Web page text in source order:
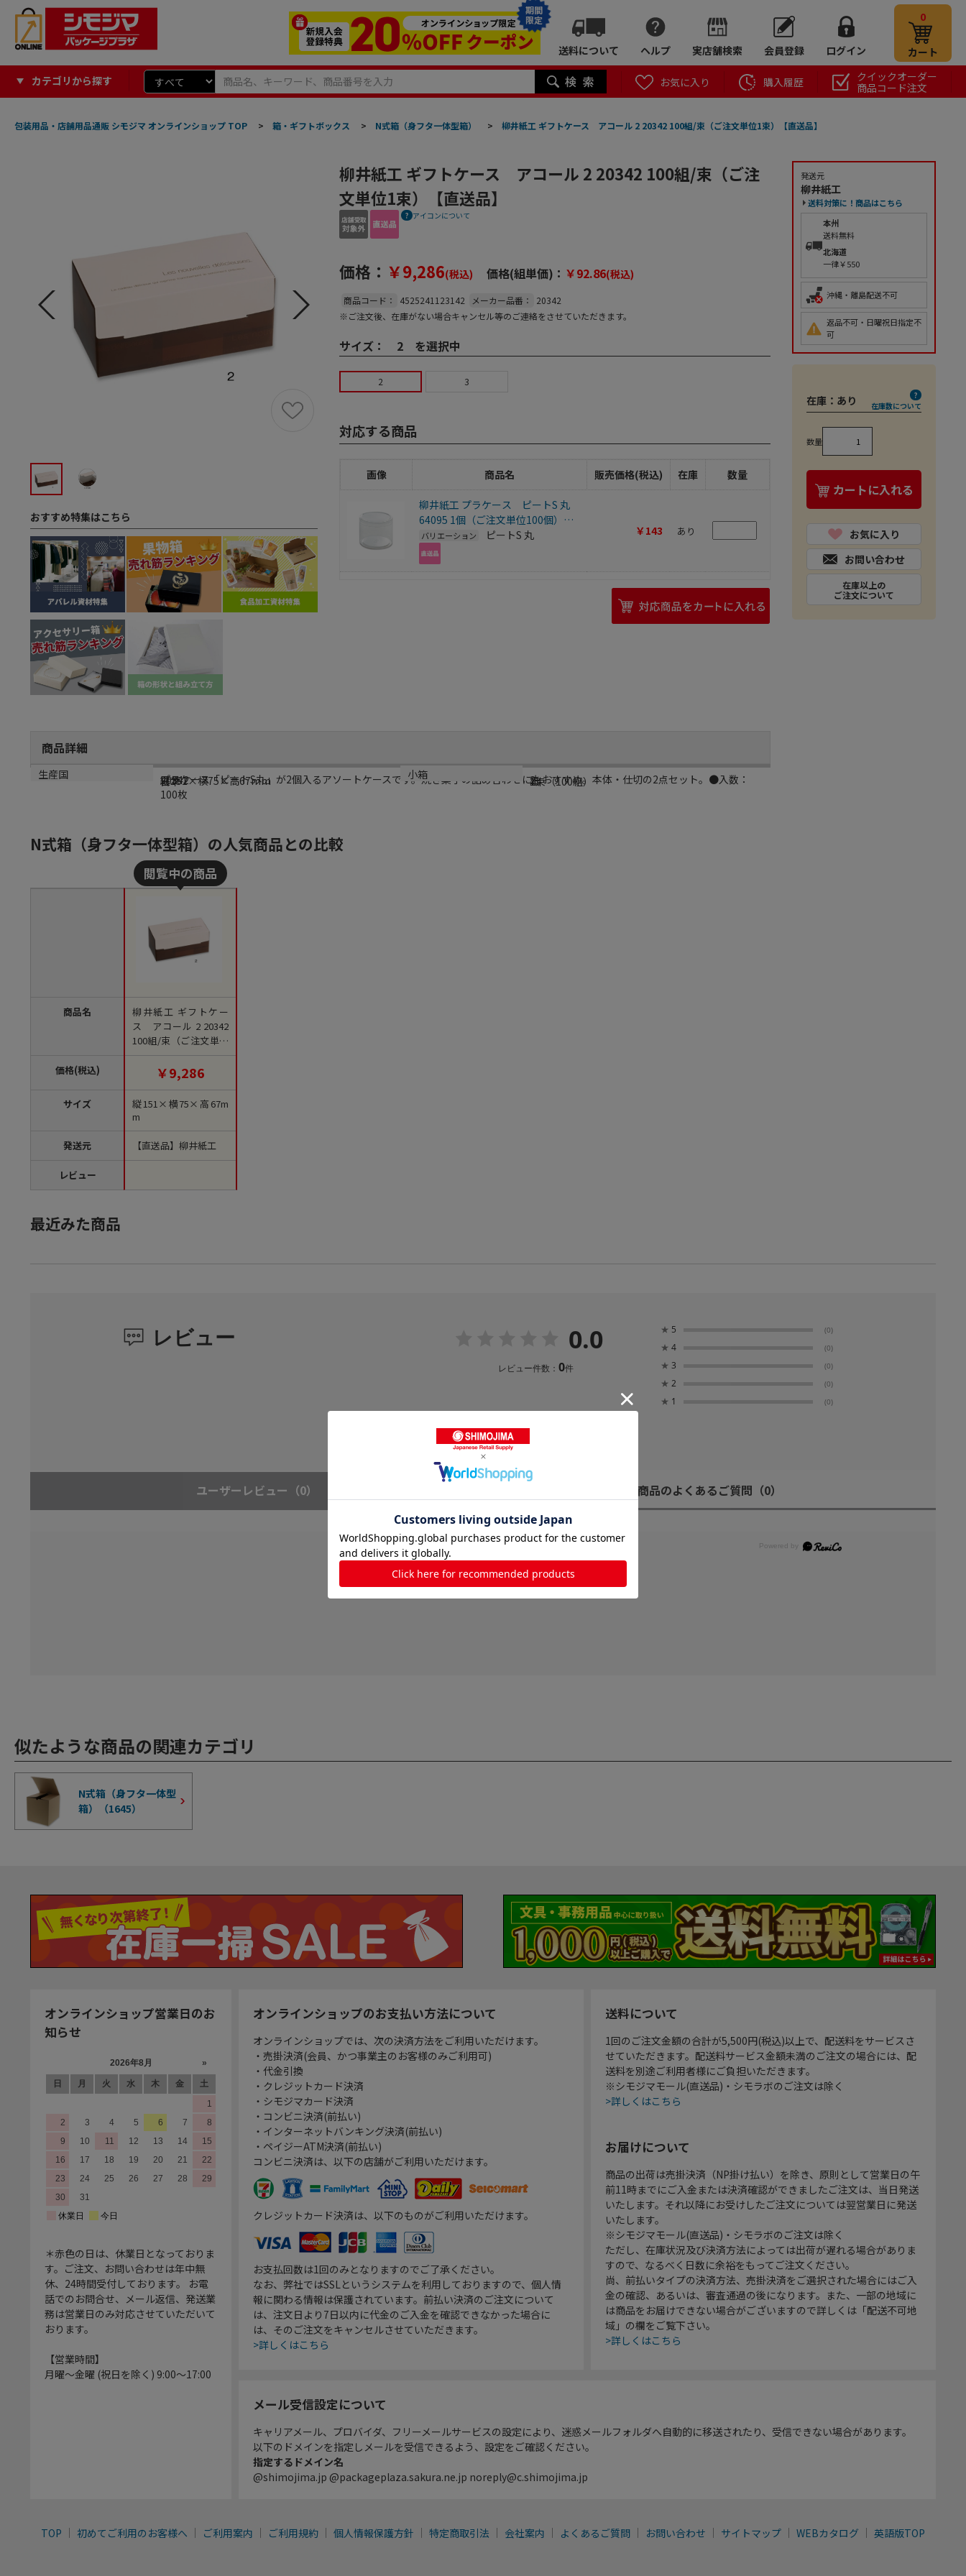
期間
限定
送料について ヘルプ 実店舗検索 会員登録 ログイン
0
カート
カテゴリから探す お気に入り 購入履歴
クイックオーダー
商品コード注文
包装用品・店舗用品通販 シモジマ オンラインショップ TOP > 箱・ギフトボックス > N式箱（身フタ一体型箱） > 柳井紙工 ギフトケース アコール 2 20342 100組/束（ご注文単位1束）【直送品】
おすすめ特集はこちら
柳井紙工 ギフトケース アコール 2 20342 100組/束（ご注
文単位1束）【直送品】
アイコンについて
価格： ￥9,286(税込) 価格(組単価)： ￥92.86(税込)
商品コード： 4525241123142 メーカー品番：
20342
※ご注文後、在庫がない場合キャンセル等のご連絡をさせていただきます。
サイズ： 2 を選択中
2 3
対応する商品
画像 商品名 販売価格(税込) 在庫 数量
柳井紙工 プラケース ピートS 丸
64095 1個（ご注文単位100個）
【直送品】
バリエーション ピートS 丸 ￥143 あり
商品詳細
商品説明
プラケース「ピートS丸」が2個入るアソートケースです。焼き菓子の詰め合わせにもおすすめ。本体・仕切の2点セット。●入数：
100枚
メーカー品番
20342
規格
2
サイズ
縦151×横75×高67mm
材質
紙
生産国
日本
小箱
1束（100組）
発送元
柳井紙工
送料対策に！商品はこちら
本州
送料無料
北海道
一律￥550
沖縄・離島配送不可
返品不可・日曜祝日指定不
可
在庫： あり 在庫数について
数量
カートに入れる
お気に入り
お問い合わせ
在庫以上の
ご注文について
N式箱（身フタ一体型箱）の人気商品との比較
商品名
価格(税込)
サイズ
発送元
レビュー
柳井紙工 ギフトケー
ス アコール 2 20342
100組/束（ご注文単位
1束）【直送品】
￥9,286
縦151×横75×高67m
m
【直送品】柳井紙工
最近みた商品
レビュー 0.0
レビュー件数： 0件
★ 5 (0)
★ 4 (0)
★ 3 (0)
★ 2 (0)
★ 1 (0)
ユーザーレビュー （0） 商品のよくあるご質問 （0）
レビューはありません。
似たような商品の関連カテゴリ
N式箱（身フタ一体型
箱）（1645）
オンラインショップ営業日のお
知らせ
＊赤色の日は、休業日となっておりま
す。ご注文、お問い合わせは年中無
休、24時間受付しております。 お電
話でのお問合せ、メール返信、発送業
務は営業日のみ対応させていただいて
おります。
【営業時間】
月曜～金曜 (祝日を除く) 9:00～17:00
オンラインショップのお支払い方法について
オンラインショップでは、次の決済方法をご利用いただけます。
・売掛決済(会員、かつ事業主のお客様のみご利用可)
・代金引換
・クレジットカード決済
・シモジマカード決済
・コンビニ決済(前払い)
・インターネットバンキング決済(前払い)
・ペイジーATM決済(前払い)
コンビニ決済は、以下の店舗がご利用いただけます。
クレジットカード決済は、以下のものがご利用いただけます。
お支払回数は1回のみとなりますのでご了承ください。
なお、弊社ではSSLというシステムを利用しておりますので、個人情
報に関わる情報は保護されています。前払い決済のご注文について
は、注文日より7日以内に代金のご入金を確認できなかった場合に
は、そのご注文をキャンセルさせていただきます。
>詳しくはこちら
送料について
1回のご注文金額の合計が5,500円(税込)以上で、配送料をサービスさ
せていただきます。配送料サービス金額未満のご注文の場合には、配
送料を別途ご利用者様にご負担いただきます。
※シモジマモール(直送品)・シモラボのご注文は除く
>詳しくはこちら
お届けについて
商品の出荷は売掛決済（NP掛け払い）を除き、原則として営業日の午
前11時までにご入金または決済確認ができましたご注文は、当日発送
いたします。それ以降にお受けしたご注文については翌営業日に発送
いたします。
※シモジマモール(直送品)・シモラボのご注文は除く
ただし、在庫状況及び決済方法によっては出荷が遅れる場合がありま
すので、なるべく日数に余裕をもってご注文ください。
尚、前払いタイプの決済方法、売掛決済をご選択された場合にはご入
金の確認、あるいは、審査通過の後になります。また、一部の地域に
は商品をお届けできない場合がございますので詳しくは「配送不可地
域」の欄をご覧下さい。
>詳しくはこちら
メール受信設定について
キャリアメール、プロバイダ、フリーメールサービスの設定により、迷惑メールフォルダへ自動的に移送されたり、受信できない場合があります。
以下のドメインを指定しメールを受信できるよう、設定をご確認ください。
指定するドメイン名
@shimojima.jp @packageplaza.sakura.ne.jp noreply@c.shimojima.jp
TOP 初めてご利用のお客様へ ご利用案内 ご利用規約 個人情報保護方針 特定商取引法 会社案内 よくあるご質問 お問い合わせ サイトマップ WEBカタログ 英語版TOP